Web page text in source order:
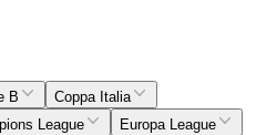
B
Coppa Italia
League
Europa League